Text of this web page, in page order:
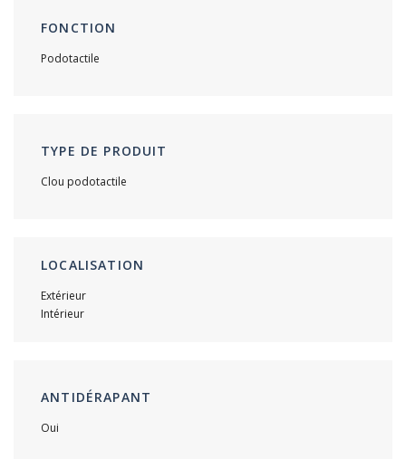
FONCTION
Podotactile
TYPE DE PRODUIT
Clou podotactile
LOCALISATION
Extérieur
Intérieur
ANTIDÉRAPANT
Oui